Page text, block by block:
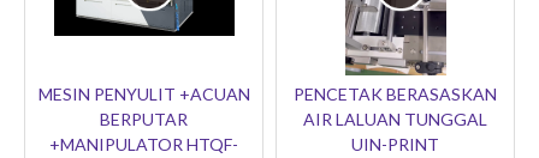
MESIN PENYULIT +ACUAN
BERPUTAR
+MANIPULATOR HTQF-
PENCETAK BERASASKAN
AIR LALUAN TUNGGAL
UIN-PRINT